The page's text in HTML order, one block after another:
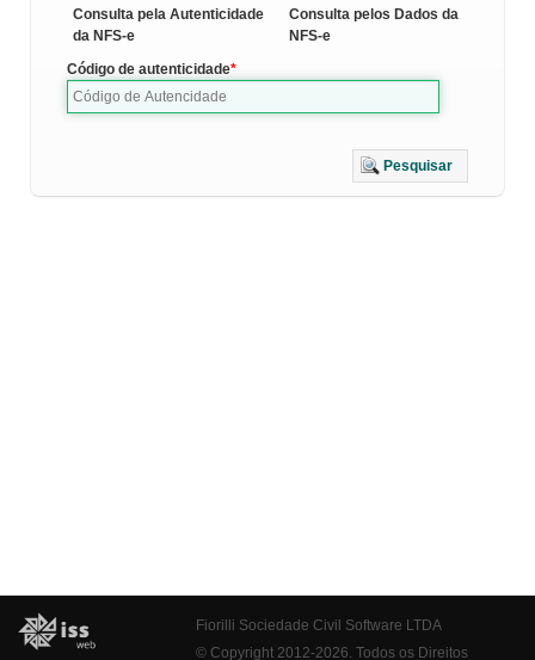
Consulta pela Autenticidade
da NFS-e
Consulta pelos Dados da
NFS-e
Código de autenticidade
Pesquisar
Fiorilli Sociedade Civil Software LTDA
© Copyright 2012-2026. Todos os Direitos